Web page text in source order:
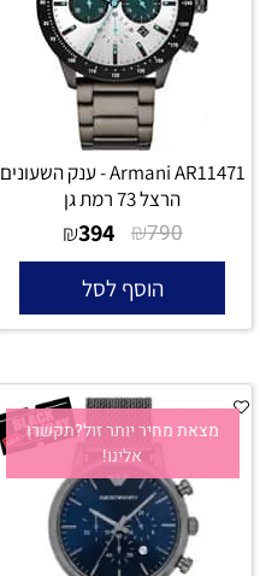
Armani AR11471 - ענק השעונים
הרצל 73 רמת גן
₪790
₪394
הוסף לסל
מצאת מחיר יותר זול?תקשרו
אלינו!